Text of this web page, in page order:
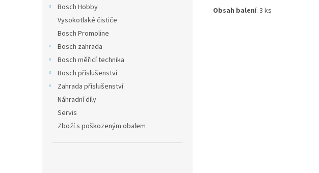
Bosch Hobby
Vysokotlaké čističe
Bosch Promoline
Bosch zahrada
Bosch měřicí technika
Bosch příslušenství
Zahrada příslušenství
Náhradní díly
Servis
Zboží s poškozeným obalem
Obsah balení: 3 ks